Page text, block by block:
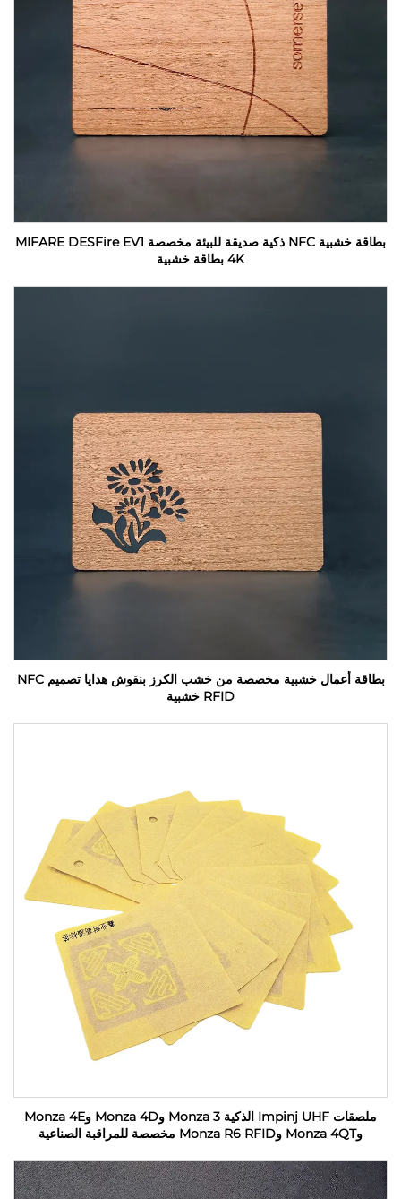
بطاقة خشبية NFC ذكية صديقة للبيئة مخصصة MIFARE DESFire EV1
4K بطاقة خشبية
بطاقة أعمال خشبية مخصصة من خشب الكرز بنقوش هدايا تصميم NFC
RFID خشبية
ملصقات Impinj UHF الذكية Monza 3 وMonza 4D وMonza 4E
وMonza 4QT وMonza R6 RFID مخصصة للمراقبة الصناعية